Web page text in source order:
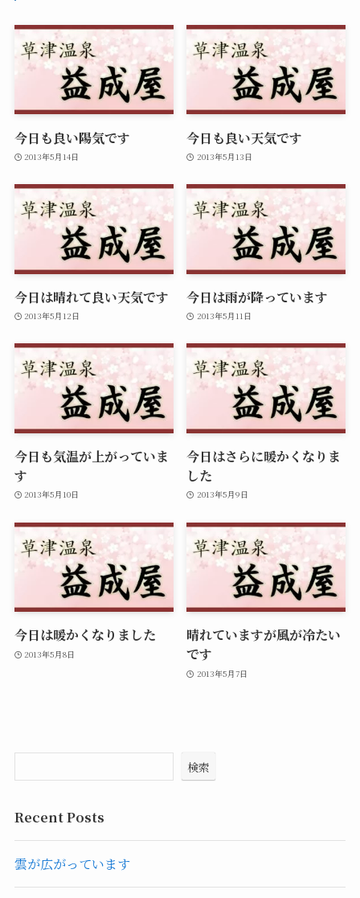
今日も良い陽気です
2013年5月14日
今日も良い天気です
2013年5月13日
今日は晴れて良い天気です
2013年5月12日
今日は雨が降っています
2013年5月11日
今日も気温が上がっていま
す
2013年5月10日
今日はさらに暖かくなりま
した
2013年5月9日
今日は暖かくなりました
2013年5月8日
晴れていますが風が冷たい
です
2013年5月7日
検索
Recent Posts
雲が広がっています